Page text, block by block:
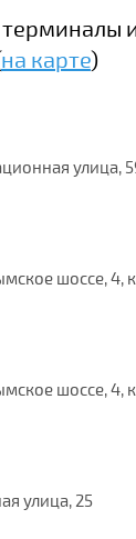
на карте)
улица,
шоссе, 4,
шоссе, 4,
улица, 25